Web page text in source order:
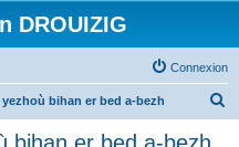
DROUIZIG
Connexion
bihan er bed a-bezh